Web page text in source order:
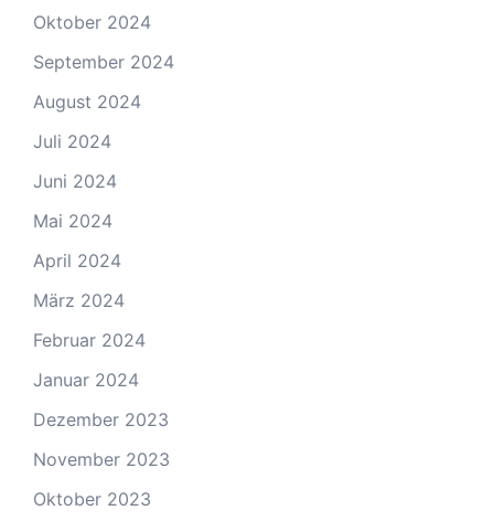
Oktober 2024
September 2024
August 2024
Juli 2024
Juni 2024
Mai 2024
April 2024
März 2024
Februar 2024
Januar 2024
Dezember 2023
November 2023
Oktober 2023